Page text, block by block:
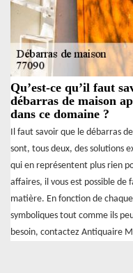
Qu’est-ce qu’il faut
débarras de maison
dans ce domaine ?
Il faut savoir que le débarras
sont, tous deux, des solutions
qui en représentent plus rien
affaires, il vous est possible de
matière. En fonction de
symboliques tout comme ils
besoin, contactez Antiquaire